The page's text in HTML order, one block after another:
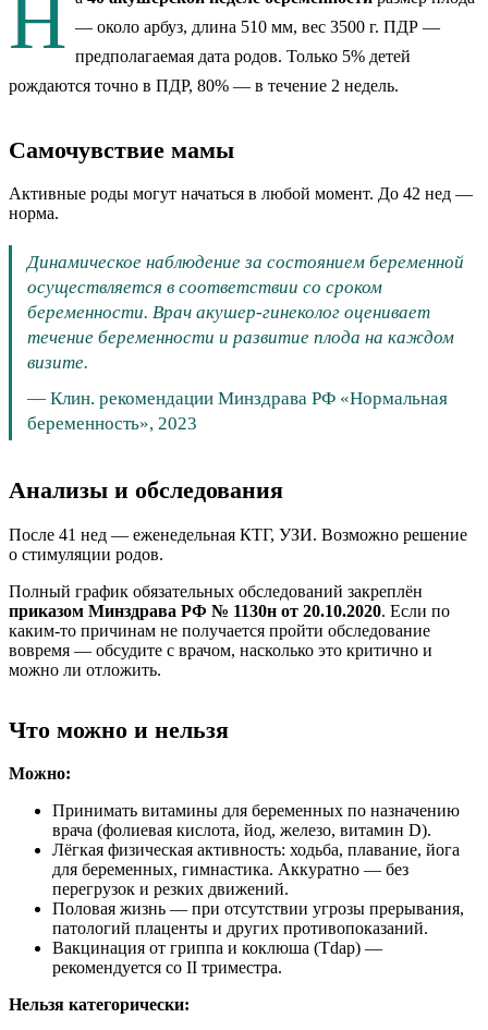
Н — около арбуз, длина 510 мм, вес 3500 г. ПДР —
предполагаемая дата родов. Только 5% детей
рождаются точно в ПДР, 80% — в течение 2 недель.
Самочувствие мамы
Активные роды могут начаться в любой момент. До 42 нед —
норма.
Динамическое наблюдение за состоянием беременной
осуществляется в соответствии со сроком
беременности. Врач акушер-гинеколог оценивает
течение беременности и развитие плода на каждом
визите.
— Клин. рекомендации Минздрава РФ «Нормальная
беременность», 2023
Анализы и обследования
После 41 нед — еженедельная КТГ, УЗИ. Возможно решение
о стимуляции родов.
Полный график обязательных обследований закреплён
приказом Минздрава РФ № 1130н от 20.10.2020. Если по
каким-то причинам не получается пройти обследование
вовремя — обсудите с врачом, насколько это критично и
можно ли отложить.
Что можно и нельзя
Можно:
Принимать витамины для беременных по назначению
врача (фолиевая кислота, йод, железо, витамин D).
Лёгкая физическая активность: ходьба, плавание, йога
для беременных, гимнастика. Аккуратно — без
перегрузок и резких движений.
Половая жизнь — при отсутствии угрозы прерывания,
патологий плаценты и других противопоказаний.
Вакцинация от гриппа и коклюша (Tdap) —
рекомендуется со II триместра.
Нельзя категорически: